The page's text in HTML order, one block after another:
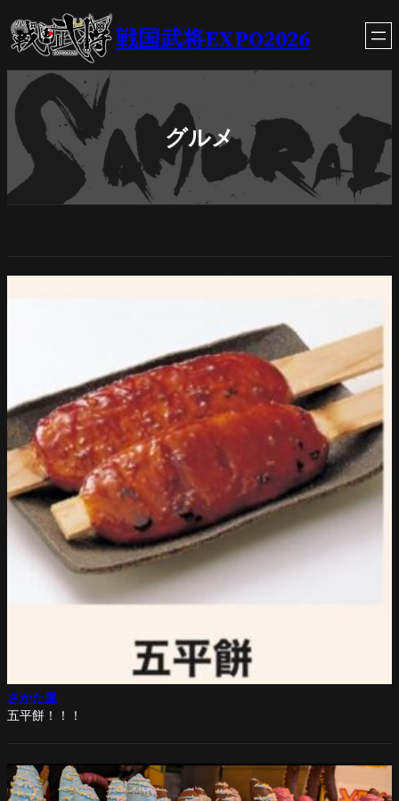
内
容
を
ス
ッ
プ
戦国武将EXPO2026
グルメ
さかた屋
五平餅！！！